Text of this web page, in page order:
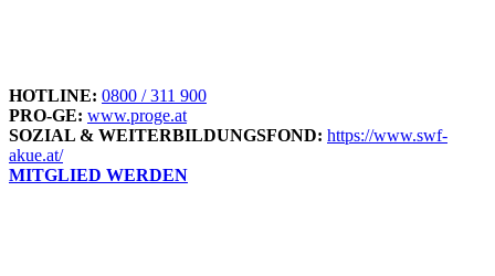
HOTLINE: 0800 / 311 900
PRO-GE: www.proge.at
SOZIAL & WEITERBILDUNGSFOND: https://www.swf-
akue.at/
MITGLIED WERDEN